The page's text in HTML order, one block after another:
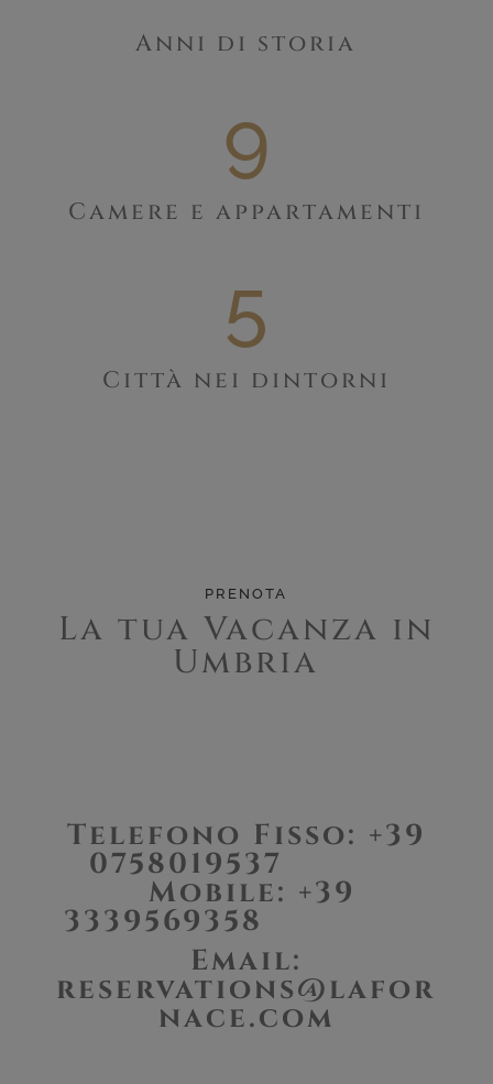
Anni di storia
9
Camere e appartamenti
5
Città nei dintorni
PRENOTA
La tua Vacanza in
Umbria
Telefono Fisso: +39
0758019537
Mobile: +39
3339569358
Email:
reservations@lafor
nace.com